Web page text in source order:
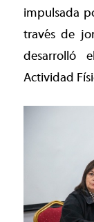
impulsada
través de
desarrolló
Actividad